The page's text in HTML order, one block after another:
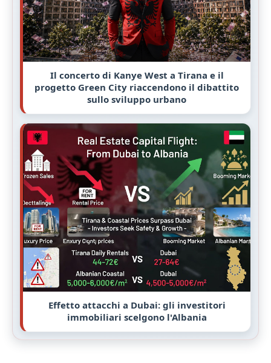
Il concerto di Kanye West a Tirana e il
progetto Green City riaccendono il dibattito
sullo sviluppo urbano
Effetto attacchi a Dubai: gli investitori
immobiliari scelgono l'Albania